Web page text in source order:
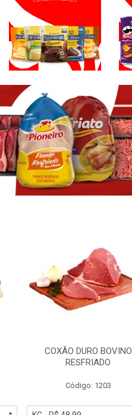
COXÃO DURO BOVINO
RESFRIADO
Código: 1203